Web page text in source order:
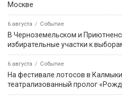
Москве
6 августа Событие
В Черноземельском и
избирательные участки к
6 августа Событие
На фестивале лотосов в
театрализованный пролог